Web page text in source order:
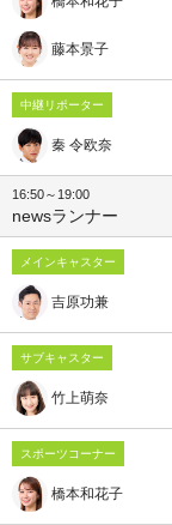
藤本景子
中継リポーター
秦 令欧奈
16:50～19:00
newsランナー
メインキャスター
吉原功兼
サブキャスター
竹上萌奈
スポーツコーナー
橋本和花子